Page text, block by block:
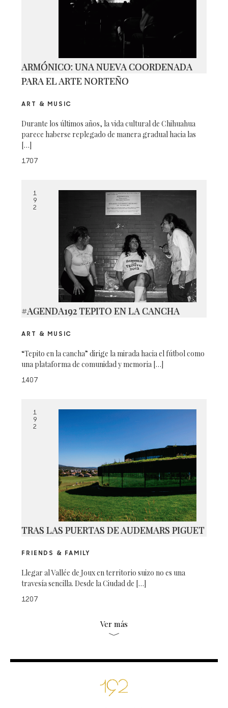
ARMÓNICO: UNA NUEVA COORDENADA
PARA EL ARTE NORTEÑO
ART & MUSIC
Durante los últimos años, la vida cultural de Chihuahua
parece haberse replegado de manera gradual hacia las
[…]
1707
1
9
2
#AGENDA192 TEPITO EN LA CANCHA
ART & MUSIC
“Tepito en la cancha” dirige la mirada hacia el fútbol como
una plataforma de comunidad y memoria […]
1407
1
9
2
TRAS LAS PUERTAS DE AUDEMARS PIGUET
FRIENDS & FAMILY
Llegar al Vallée de Joux en territorio suizo no es una
travesía sencilla. Desde la Ciudad de […]
1207
Ver más